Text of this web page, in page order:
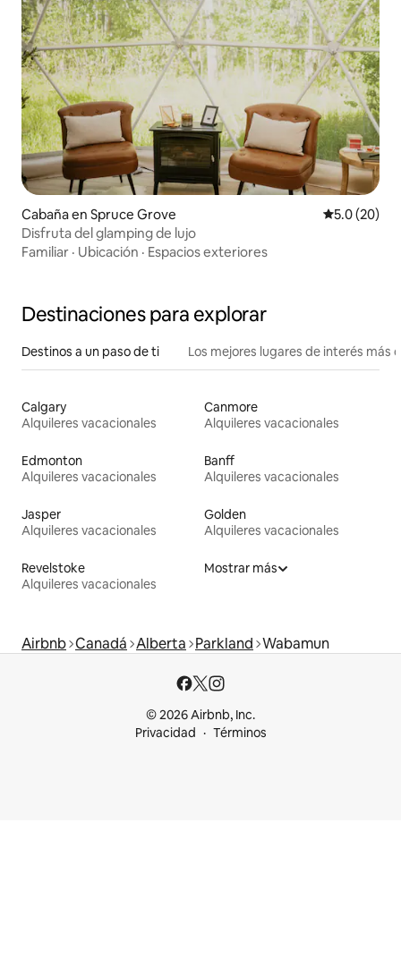
Cabaña en Spruce Grove Calificación
5.0 (20)
Disfruta del glamping de lujo
Familiar · Ubicación · Espacios exteriores
Destinaciones para explorar
Destinos a un paso de ti Los mejores lugares de interés más
Calgary
Alquileres vacacionales
Canmore
Alquileres vacacionales
Edmonton
Alquileres vacacionales
Banff
Alquileres vacacionales
Jasper
Alquileres vacacionales
Golden
Alquileres vacacionales
Revelstoke
Alquileres vacacionales
Mostrar más
Airbnb Canadá Alberta Parkland Wabamun
© 2026 Airbnb, Inc.
Privacidad
Términos